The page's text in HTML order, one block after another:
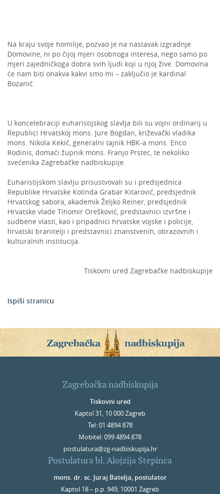
Na kraju svoje homilije, pozvao je na nastavak izgradnje
Domovine, ni po čijoj mjeri osobnoga interesa, nego samo po
mjeri zajedničkoga dobra svih ljudi koji u njoj žive. Domovina
će nam biti onakva kakvi smo mi – zaključio je kardinal
Bozanić.
U koncelebraciji euharistijskog slavlja bili su vojni ordinarij u
Republici Hrvatskoj mons. Jure Bogdan, križevački vladika
mons. Nikola Kekić, generalni tajnik HBK-a mons. Enco
Rodinis, domaći župnik mons. Franjo Prstec, te nekoliko
svećenika Zagrebačke nadbiskupije.
Euharistijskom slavlju prisustvovali su i predsjednica
Republike Hrvatske Kolinda Grabar Kitarović, predsjednik
Hrvatskog sabora, akademik Željko Reiner, predsjednik
Hrvatske vlade Tihomir Orešković, predstavnici izvršne i
sudbene vlasti, kao i pripadnici hrvatske vojske i policije,
hrvatski branitelji i predstavnici znanstvenih, obrazovnih i
kulturalnih institucija.
Tiskovni ured Zagrebačke nadbiskupije
Ispiši stranicu
Zagrebačka nadbiskupija
Tiskovni ured
Kaptol 31, 10 000 Zagreb
Tel: 01 4894 878
Mobitel: 099 4894 878
postulatura@zg-nadbiskupija.hr
Postulatura bl. Alojzija Stepinca
mons. dr. sc. Juraj Batelja, postulator
Kaptol 18 – p.p. 949, 10001 Zagreb